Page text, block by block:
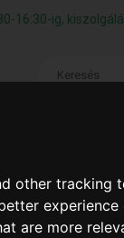
other
experience
are more
16:30-ig,